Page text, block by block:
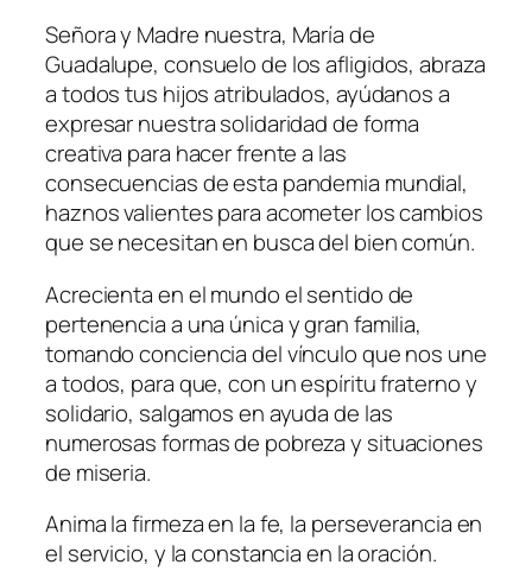
Señora y Madre nuestra, María de
Guadalupe, consuelo de los afligidos, abraza
a todos tus hijos atribulados, ayúdanos a
expresar nuestra solidaridad de forma
creativa para hacer frente a las
consecuencias de esta pandemia mundial,
haznos valientes para acometer los cambios
que se necesitan en busca del bien común.
Acrecienta en el mundo el sentido de
pertenencia a una única y gran familia,
tomando conciencia del vínculo que nos une
a todos, para que, con un espíritu fraterno y
solidario, salgamos en ayuda de las
numerosas formas de pobreza y situaciones
de miseria.
Anima la firmeza en la fe, la perseverancia en
el servicio, y la constancia en la oración.